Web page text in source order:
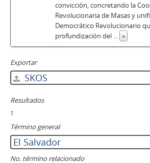
convicción, concretando la
Revolucionaria de Masas y
Democrático Revolucionario
profundización del ... »
Exportar
SKOS
Resultados
1
Término general
El Salvador
No. término relacionado